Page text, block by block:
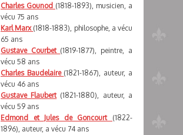
Charles Gounod (1818-1893), musicien, a
vécu 75 ans
Karl Marx (1818-1883), philosophe, a vécu
65 ans
Gustave Courbet (1819-1877), peintre, a
vécu 58 ans
Charles Baudelaire (1821-1867), auteur, a
vécu 46 ans
Gustave Flaubert(1821-1880), auteur, a
vécu 59 ans
Edmond et Jules de Goncourt (1822-
1896), auteur, a vécu 74 ans